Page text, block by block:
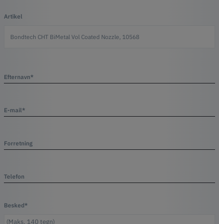
Artikel
Efternavn*
E-mail*
Forretning
Telefon
Besked*